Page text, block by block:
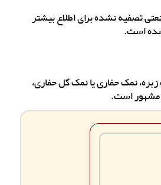
تصفیه نشده برای اطلاع بیشتر
است.
نمک حفاری یا نمک گل حفاری،
مشهور است.